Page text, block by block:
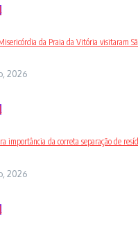
da Praia da Vitória visitaram
2026
importância da correta separação de
2026